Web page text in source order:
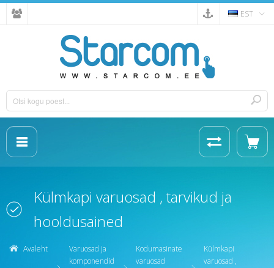
EST
Külmkapi varuosad , tarvikud ja
hooldusained
Avaleht
Varuosad ja
komponendid
Kodumasinate
varuosad
Külmkapi
varuosad ,